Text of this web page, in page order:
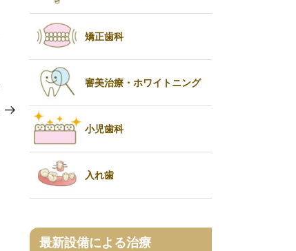
の
矯正歯科
審美治療・ホワイトニング
小児歯科
入れ歯
最新設備による治療